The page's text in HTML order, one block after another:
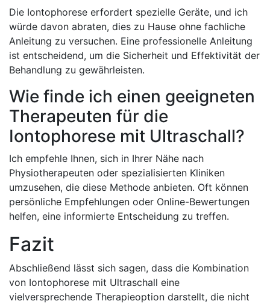
Die Iontophorese erfordert spezielle Geräte,⁢ und ich⁣
würde davon abraten,​ dies zu⁤ Hause ohne fachliche
Anleitung zu versuchen. Eine professionelle Anleitung
ist ‌entscheidend, ​um die Sicherheit und ‌Effektivität der
​Behandlung zu⁢ gewährleisten.
Wie ‌finde ich‌ einen geeigneten
Therapeuten für die
Iontophorese mit Ultraschall?
Ich⁤ empfehle Ihnen,⁤ sich in Ihrer​ Nähe nach
Physiotherapeuten ⁤oder spezialisierten ​Kliniken
umzusehen, die diese Methode anbieten. Oft können
persönliche Empfehlungen oder Online-Bewertungen ​
helfen, eine informierte Entscheidung zu treffen.
Fazit
Abschließend lässt ‌sich sagen, dass die ​Kombination
von Iontophorese‍ mit Ultraschall eine
vielversprechende Therapieoption darstellt, ​die nicht